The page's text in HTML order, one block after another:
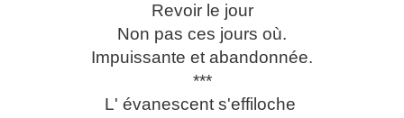
Revoir le jour
Non pas ces jours où.
Impuissante et abandonnée.
***
L' évanescent s'effiloche